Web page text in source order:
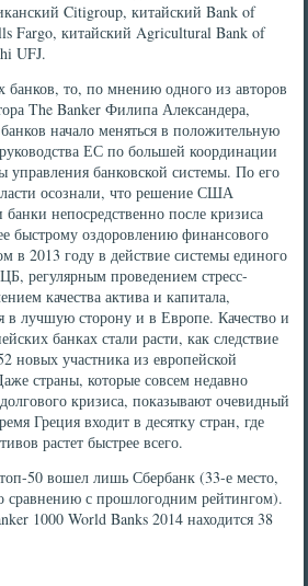
Citigroup, китайский Bank of
Fargo, китайский Agricultural Bank of
UFJ.
банков, то, по мнению одного из авторов
The Banker Филипа Александера,
начало меняться в положительную
ЕС по большей координации
управления банковской системы. По его
осознали, что решение США
банки непосредственно после кризиса
быстрому оздоровлению финансового
в 2013 году в действие системы единого
регулярным проведением стресс-
качества актива и капитала,
в лучшую сторону и в Европе. Качество и
банках стали расти, как следствие
новых участника из европейской
страны, которые совсем недавно
кризиса, показывают очевидный
Греция входит в десятку стран, где
растет быстрее всего.
50 вошел лишь Сбербанк (33-е место,
сравнению с прошлогодним рейтингом).
1000 World Banks 2014 находится 38